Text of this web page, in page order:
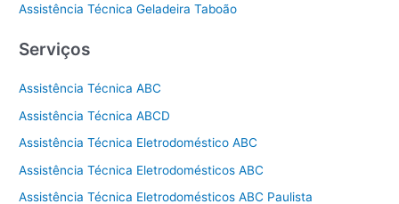
Assistência Técnica Geladeira Taboão
Serviços
Assistência Técnica ABC
Assistência Técnica ABCD
Assistência Técnica Eletrodoméstico ABC
Assistência Técnica Eletrodomésticos ABC
Assistência Técnica Eletrodomésticos ABC Paulista